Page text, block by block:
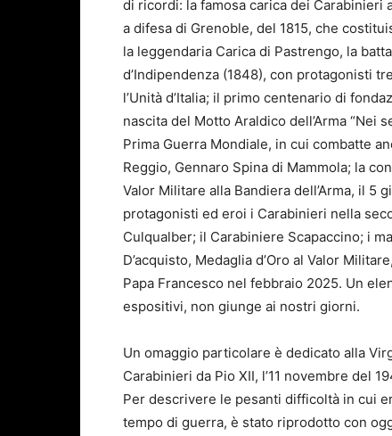
di ricordi: la famosa carica dei
a difesa di Grenoble, del 1815, che
la leggendaria Carica di Pastrengo, la
d’Indipendenza (1848), con protagonisti
l’Unità d’Italia; il primo centenario di
nascita del Motto Araldico dell’Arma “Nei
Prima Guerra Mondiale, in cui combatte
Reggio, Gennaro Spina di Mammola; la
Valor Militare alla Bandiera dell’Arma, il 5
protagonisti ed eroi i Carabinieri nella
Culqualber; il Carabiniere Scapaccino; i
D’acquisto, Medaglia d’Oro al Valor
Papa Francesco nel febbraio 2025. Un
espositivi, non giunge ai nostri giorni.
Un omaggio particolare è dedicato alla
Carabinieri da Pio XII, l’11 novembre del
Per descrivere le pesanti difficoltà in cui
tempo di guerra, è stato riprodotto con